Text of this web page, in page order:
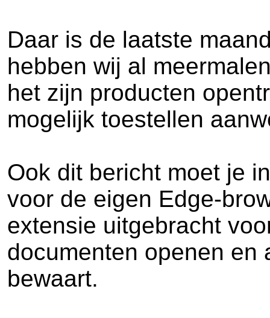
Daar is de laatste
hebben wij al
het zijn producten
mogelijk toestellen
Ook dit bericht moet je
voor de eigen Edge-
extensie uitgebracht
documenten openen en
bewaart.